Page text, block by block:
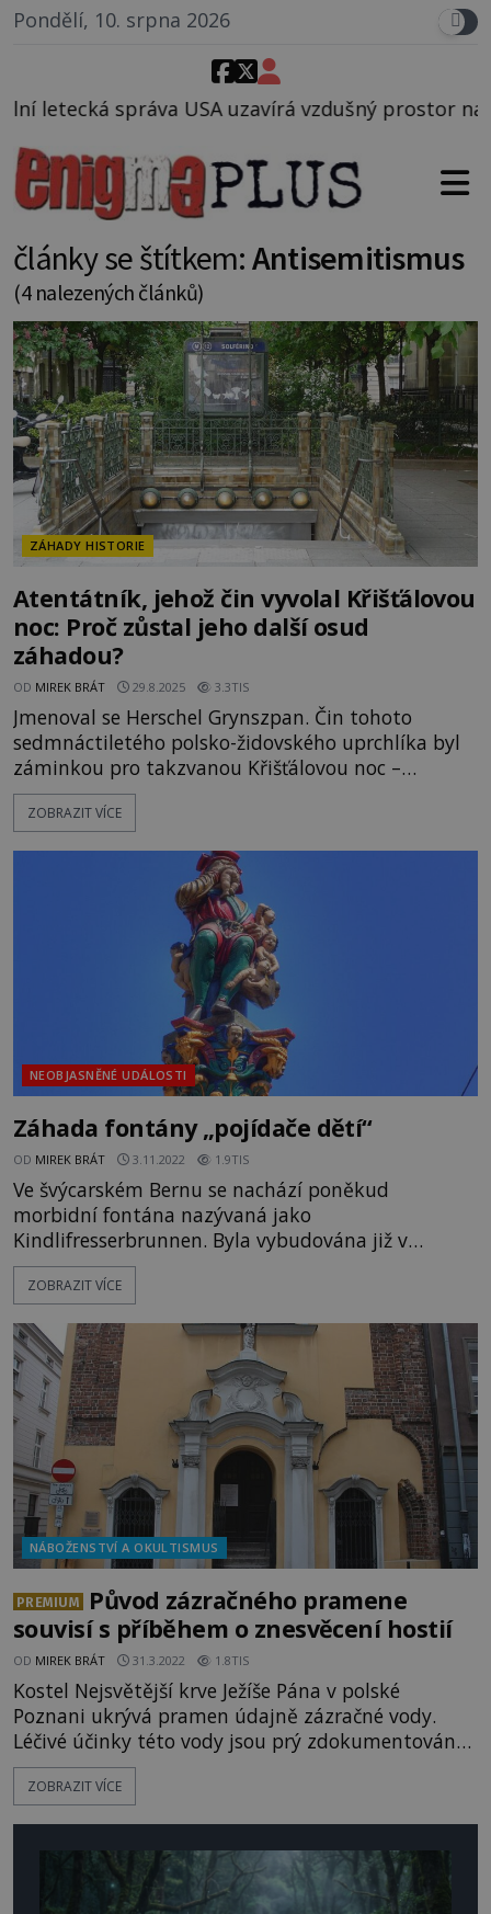
Pondělí, 10. srpna 2026
vzdušný prostor nad Oblastí 51, mohlo to
články se štítkem:Antisemitismus
(4 nalezených článků)
ZÁHADY HISTORIE
Atentátník, jehož čin vyvolal Křišťálovou
noc: Proč zůstal jeho další osud
záhadou?
OD MIREK BRÁT 29.8.2025 3.3TIS
Jmenoval se Herschel Grynszpan. Čin tohoto
sedmnáctiletého polsko-židovského uprchlíka byl
záminkou pro takzvanou Křišťálovou noc –
antisemitský nacistický pogrom, který proběhl
v noci z 9. na 10. listopadu 1938. Co Grynszpan
1938 z pařížského metra, a to
ZOBRAZIT VÍCE
NEOBJASNĚNÉ UDÁLOSTI
Záhada fontány „pojídače dětí“
OD MIREK BRÁT 3.11.2022 1.9TIS
Ve švýcarském Bernu se nachází poněkud
morbidní fontána nazývaná jako
Kindlifresserbrunnen. Byla vybudována již v
šestnáctém století. Záhada, koho vlastně
představuje, však přetrvala až do současnosti.
Hansem Giengem. Znepokojující není zdejší voda,
ta je ostatně pravidelně kontrolována a
prohlášena z
ZOBRAZIT VÍCE
NÁBOŽENSTVÍ A OKULTISMUS
PREMIUM
Původ zázračného pramene
souvisí s příběhem o znesvěcení hostií
OD MIREK BRÁT 31.3.2022 1.8TIS
Kostel Nejsvětější krve Ježíše Pána v polské
Poznani ukrývá pramen údajně zázračné vody.
Léčivé účinky této vody jsou prý zdokumentovány
již v sedmnáctém století. Příběh pramene je pevně
spojen s temnou legendou o znesvěcení
obytného domu podle projek
ZOBRAZIT VÍCE